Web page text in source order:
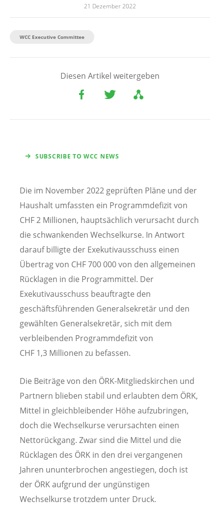
21 Dezember 2022
WCC Executive Committee
Diesen Artikel weitergeben
SUBSCRIBE TO WCC NEWS
Die im November 2022 geprüften Pläne und der
Haushalt umfassten ein Programmdefizit von
CHF 2 Millionen, hauptsächlich verursacht durch
die schwankenden Wechselkurse. In Antwort
darauf billigte der Exekutivausschuss einen
Übertrag von CHF 700 000 von den allgemeinen
Rücklagen in die Programmittel. Der
Exekutivausschuss beauftragte den
geschäftsführenden Generalsekretär und den
gewählten Generalsekretär, sich mit dem
verbleibenden Programmdefizit von
CHF 1,3 Millionen zu befassen.
Die Beiträge von den ÖRK-Mitgliedskirchen und
Partnern blieben stabil und erlaubten dem ÖRK,
Mittel in gleichbleibender Höhe aufzubringen,
doch die Wechselkurse verursachten einen
Nettorückgang. Zwar sind die Mittel und die
Rücklagen des ÖRK in den drei vergangenen
Jahren ununterbrochen angestiegen, doch ist
der ÖRK aufgrund der ungünstigen
Wechselkurse trotzdem unter Druck.